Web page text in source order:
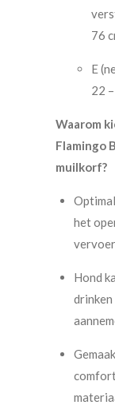
76
E
22
Waarom
Flamingo
muilkorf?
het
vervoer
Hond
drinken